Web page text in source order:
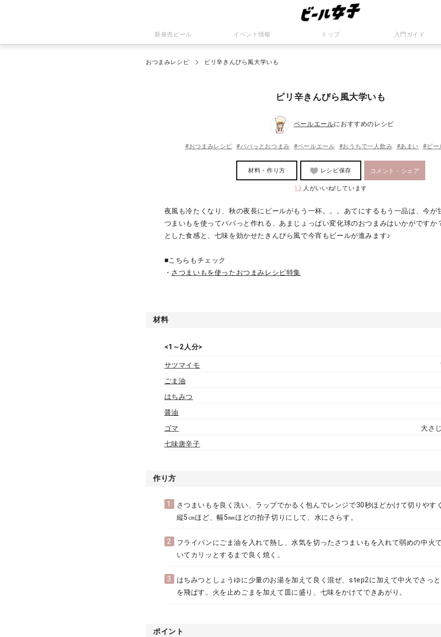
新発売ビール イベント情報 トップ 入門ガイド
おつまみレシピ ピリ辛きんぴら風大学いも
ピリ辛きんぴら風大学いも
ペールエールにおすすめのレシピ
#おつまみレシピ #パパっとおつまみ #ペールエール #おうちで一人飲み #あまい #ビー
材料・作り方 レシピ保存 コメント・シェア
13 人がいいね!しています
夜風も冷たくなり、秋の夜長にビールがもう一杯。。。あてにするもう一品は、今が
つまいもを使ってパパっと作れる、あまじょっぱい変化球のおつまみはいかがですか
とした食感と、七味を効かせたきんぴら風で今宵もビールが進みます♪
■こちらもチェック
・ さつまいもを使ったおつまみレシピ特集
材料
<1～2人分>
サツマイモ
ごま油
はちみつ
醤油
ゴマ
大さ
七味唐辛子
作り方
1
さつまいもを良く洗い、ラップでかるく包んでレンジで30秒ほどかけて切りやす
縦5㎝ほど、幅5㎜ほどの拍子切りにして、水にさらす。
2
フライパンにごま油を入れて熱し、水気を切ったさつまいもを入れて弱めの中火
いてカリッとするまで良く焼く。
3
はちみつとしょうゆに少量のお湯を加えて良く混ぜ、step2に加えて中火でさっ
を飛ばす。火を止めごまを加えて皿に盛り、七味をかけてできあがり。
ポイント